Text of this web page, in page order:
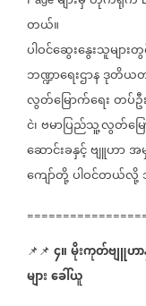
တယ်။
ပါဝင်ဆွေးနွေးသူများ
ဘဏ္ဍာ‌ရေးဌာနဒုတိယတ
လွတ်မြောက်ရေးတပ်ဦး
ငဲ၊ဗမာပြည်သူ့လွတ်မြ
ဆောင်းခနှင့်ဗျူဟာအ
ကျော်တို့ပါဝင်တယ်လို့
📌📌 ⁨⁨⁨⁨⁨⁨⁨⁨⁨⁨⁨⁨⁨ ၄။မိုးကုတ်ဗျူဟ
များခေါ်ယူ